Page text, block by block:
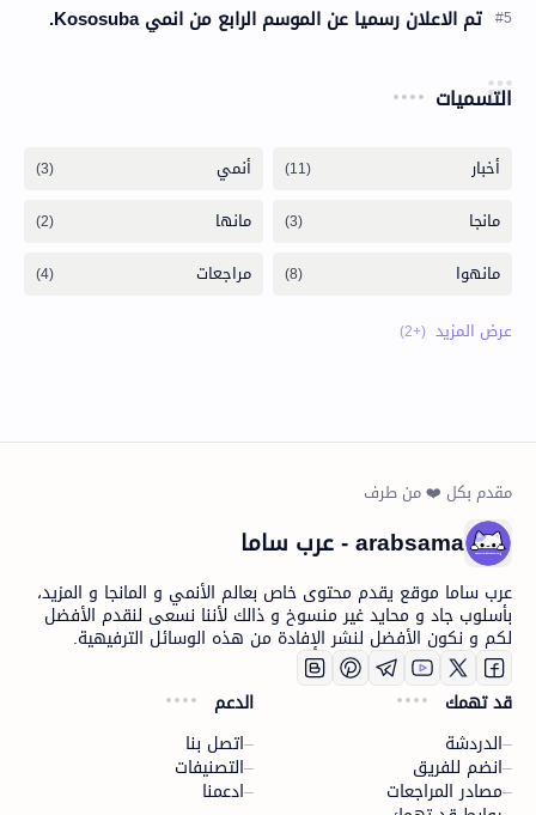
تم الاعلان رسميا عن الموسم الرابع من انمي Kososuba.
التسميات
arabsama - عرب ساما
عرب ساما موقع يقدم محتوى خاص بعالم الأنمي و المانجا و المزيد،
بأسلوب جاد و محايد غير منسوخ و ذالك لأننا نسعى لنقدم الأفضل
لكم و نكون الأفضل لنشر الإفادة من هذه الوسائل الترفيهية.
قد تهمك
الدردشة
انضم للفريق
مصادر المراجعات
الدعم
اتصل بنا
التصنيفات
ادعمنا